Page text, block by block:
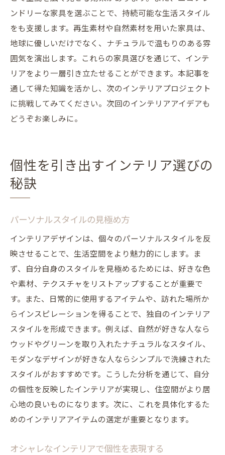
ンドリーな家具を選ぶことで、持続可能な生活スタイル
をも支援します。再生素材や自然素材を用いた家具は、
地球に優しいだけでなく、ナチュラルで温もりのある雰
囲気を演出します。これらの家具選びを通じて、インテ
リアをより一層引き立たせることができます。本記事を
通して得た知識を活かし、次のインテリアプロジェクト
に挑戦してみてください。次回のインテリアアイデアも
どうぞお楽しみに。
個性を引き出すインテリア選びの
秘訣
パーソナルスタイルの見極め方
インテリアデザインは、個々のパーソナルスタイルを反
映させることで、生活空間をより魅力的にします。ま
ず、自分自身のスタイルを見極めるためには、好きな色
や素材、テクスチャをリストアップすることが重要で
す。また、日常的に使用するアイテムや、訪れた場所か
らインスピレーションを得ることで、独自のインテリア
スタイルを形成できます。例えば、自然が好きな人なら
ウッドやグリーンを取り入れたナチュラルなスタイル、
モダンなデザインが好きな人ならシンプルで洗練された
スタイルがおすすめです。こうした分析を通じて、自分
の個性を反映したインテリアが実現し、住空間がより居
心地の良いものになります。次に、これを具体化するた
めのインテリアアイテムの選定が重要となります。
オシャレなインテリアで個性を表現する